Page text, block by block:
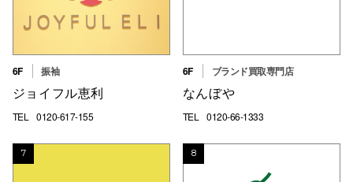
6F 振袖
ジョイフル恵利
TEL 0120-617-155
6F ブランド買取専門店
なんぼや
TEL 0120-66-1333
7 8